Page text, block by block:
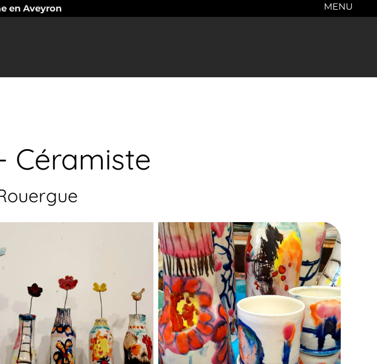
en Aveyron MENU
Céramiste